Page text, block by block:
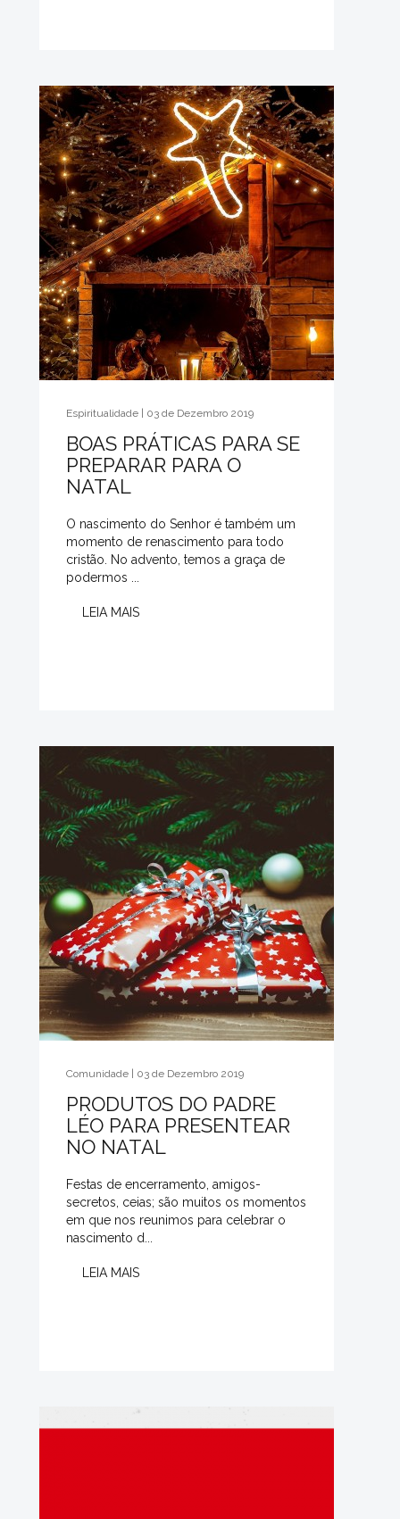
Espiritualidade | 03 de Dezembro 2019
BOAS PRÁTICAS PARA SE
PREPARAR PARA O
NATAL
O nascimento do Senhor é também um
momento de renascimento para todo
cristão. No advento, temos a graça de
podermos ...
LEIA MAIS
Comunidade | 03 de Dezembro 2019
PRODUTOS DO PADRE
LÉO PARA PRESENTEAR
NO NATAL
Festas de encerramento, amigos-
secretos, ceias; são muitos os momentos
em que nos reunimos para celebrar o
nascimento d...
LEIA MAIS